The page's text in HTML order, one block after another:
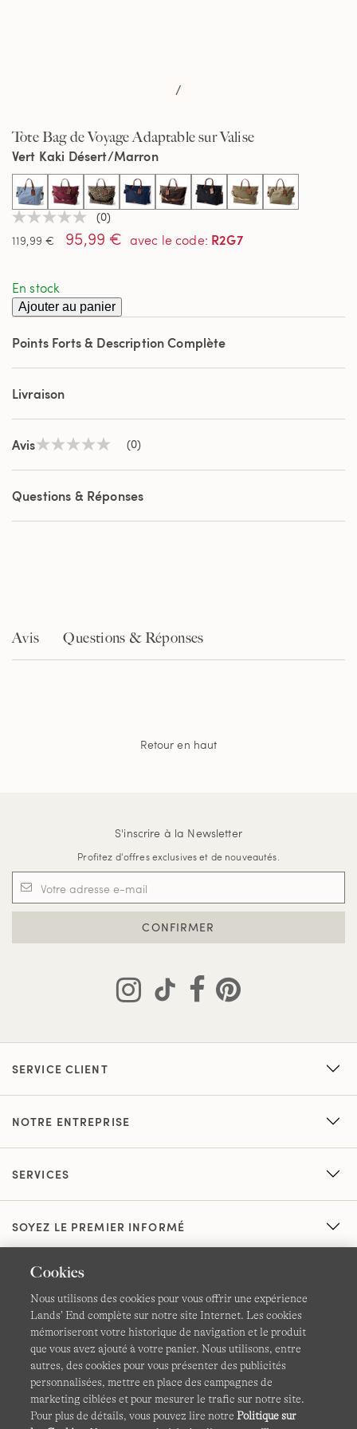
/
Tote Bag de Voyage Adaptable sur Valise
Aucune
valeur
de
sur
la
même
(0)
119,99 €
95,99 € avec le code: R2G7
Vert Kaki Désert/Marron
selected
En stock
Ajouter au panier
Points Forts & Description Complète
Livraison
AvisAucune
de
notation
Lien
la
(0)
Questions & Réponses
Avis Questions & Réponses
Retour en haut
S'inscrire à la Newsletter
Profitez d'offres exclusives et de nouveautés.
CONFIRMER
SERVICE CLIENT
NOTRE ENTREPRISE
SERVICES
SOYEZ LE PREMIER INFORMÉ
CGV Confidentialité et sécurité
Cookies -Gérer mes paramètres Carte du site
Cookies
Nous utilisons des cookies pour vous offrir une expérience
Lands’ End complète sur notre site Internet. Les cookies
mémoriseront votre historique de navigation et le produit
que vous avez ajouté à votre panier. Nous utilisons, entre
autres, des cookies pour vous présenter des publicités
personnalisées, mettre en place des campagnes de
marketing ciblées et pour mesurer le trafic sur notre site.
Pour plus de détails, vous pouvez lire notrePolitique sur